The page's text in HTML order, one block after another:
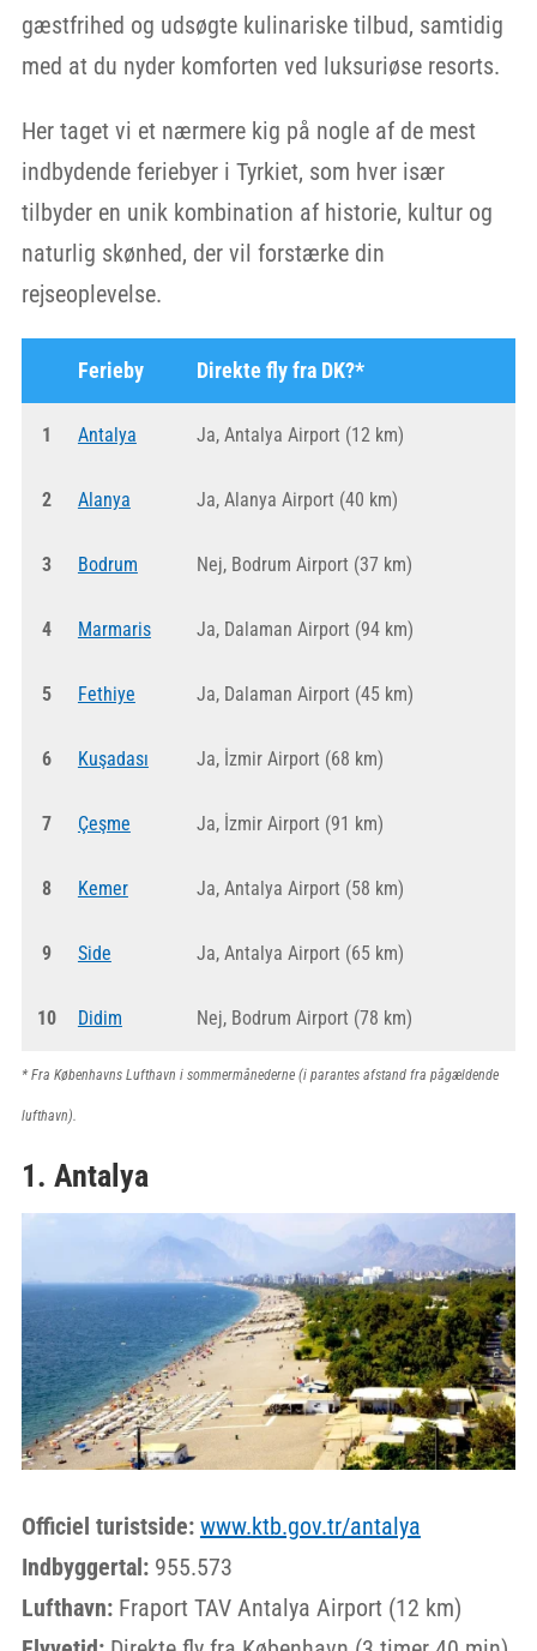
gæstfrihed og udsøgte kulinariske tilbud, samtidig
med at du nyder komforten ved luksuriøse resorts.
Her taget vi et nærmere kig på nogle af de mest
indbydende feriebyer i Tyrkiet, som hver især
tilbyder en unik kombination af historie, kultur og
naturlig skønhed, der vil forstærke din
rejseoplevelse.
Ferieby Direkte fly fra DK?*
1 Antalya Ja, Antalya Airport (12 km)
2 Alanya Ja, Alanya Airport (40 km)
3 Bodrum Nej, Bodrum Airport (37 km)
4 Marmaris Ja, Dalaman Airport (94 km)
5 Fethiye Ja, Dalaman Airport (45 km)
6 Kuşadası Ja, İzmir Airport (68 km)
7 Çeşme Ja, İzmir Airport (91 km)
8 Kemer Ja, Antalya Airport (58 km)
9 Side Ja, Antalya Airport (65 km)
10 Didim Nej, Bodrum Airport (78 km)
* Fra Københavns Lufthavn i sommermånederne (i parantes afstand fra pågældende
lufthavn).
1. Antalya
Officiel turistside: www.ktb.gov.tr/antalya
Indbyggertal:955.573
Lufthavn:Fraport TAV Antalya Airport (12 km)